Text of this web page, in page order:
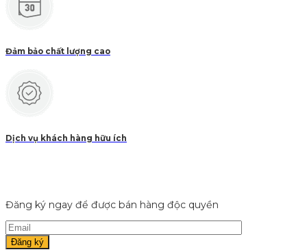
Đảm bảo chất lượng cao
Dịch vụ khách hàng hữu ích
Đăng ký ngay để được bán hàng độc quyền